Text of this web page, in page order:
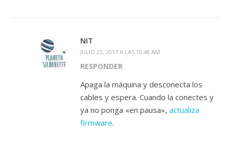
NIT
JULIO 23, 2017 A LAS 10:48 AM
RESPONDER
Apaga la máquina y desconecta los
cables y espera. Cuando la conectes y
ya no ponga «en pausa», actualiza
firmware.